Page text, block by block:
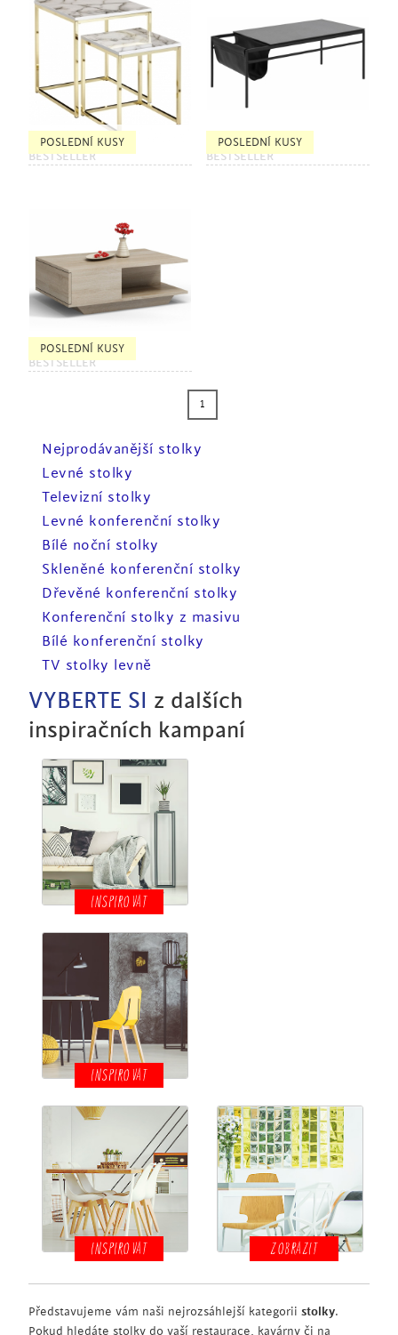
POSLEDNÍ KUSY
BESTSELLER
POSLEDNÍ KUSY
BESTSELLER
POSLEDNÍ KUSY
BESTSELLER
1
Nejprodávanější stolky
Levné stolky
Televizní stolky
Levné konferenční stolky
Bílé noční stolky
Skleněné konferenční stolky
Dřevěné konferenční stolky
Konferenční stolky z masivu
Bílé konferenční stolky
TV stolky levně
VYBERTE SI
z dalších
inspiračních kampaní
INSPIROVAT
INSPIROVAT
INSPIROVAT ZOBRAZIT
Představujeme vám naši nejrozsáhlejší kategorii stolky.
Pokud hledáte stolky do vaší restaurace, kavárny či na